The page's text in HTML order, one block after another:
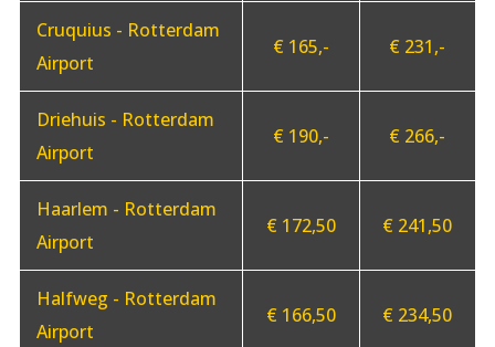
Cruquius - Rotterdam
Airport
€ 165,- € 231,-
Driehuis - Rotterdam
Airport
€ 190,- € 266,-
Haarlem - Rotterdam
Airport
€ 172,50 € 241,50
Halfweg - Rotterdam
Airport
€ 166,50 € 234,50